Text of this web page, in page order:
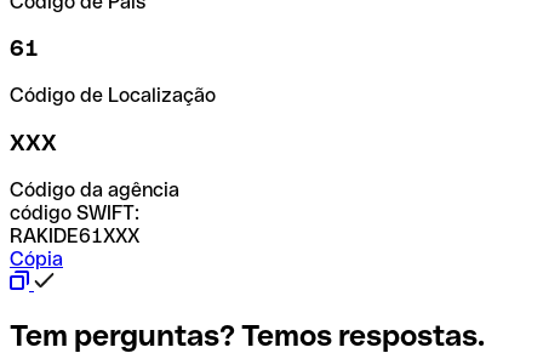
61
Código de Localização
XXX
Código da agência
código SWIFT:
RAKIDE61XXX
Cópia
Tem perguntas? Temos respostas.